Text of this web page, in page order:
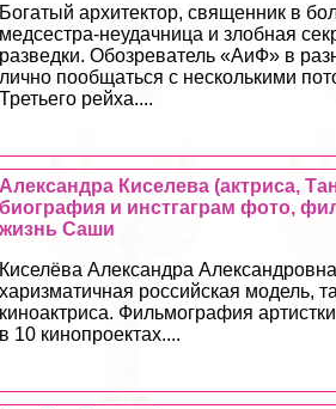
Богатый архитектор, священник в
медсестра-неудачница и злобная
разведки. Обозреватель «АиФ» в
лично пообщаться с несколькими
Третьего рейха....
Александра Киселева (актриса,
биография и инстгаграм фото,
жизнь Саши
Киселёва Александра
харизматичная российская модель,
киноактриса. Фильмография
в 10 кинопроектах....